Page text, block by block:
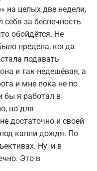
на целых две недели,
себя за беспечность
обойдётся. Не
предела, когда
подавать
и так недешёвая, а
и мне пока не по
бы я работал в
но для
достаточно и своей
капли дождя. По
Ну, и в
Это в